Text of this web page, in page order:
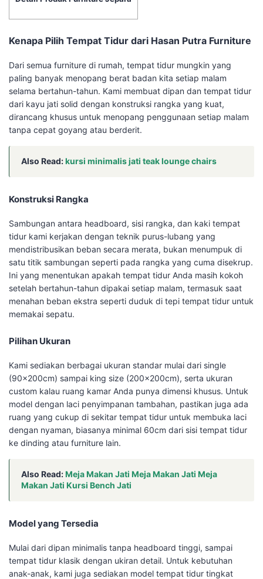
Kenapa Pilih Tempat Tidur dari Hasan Putra Furniture
Dari semua furniture di rumah, tempat tidur mungkin yang
paling banyak menopang berat badan kita setiap malam
selama bertahun-tahun. Kami membuat dipan dan tempat tidur
dari kayu jati solid dengan konstruksi rangka yang kuat,
dirancang khusus untuk menopang penggunaan setiap malam
tanpa cepat goyang atau berderit.
Also Read:kursi minimalis jati teak lounge chairs
Konstruksi Rangka
Sambungan antara headboard, sisi rangka, dan kaki tempat
tidur kami kerjakan dengan teknik purus-lubang yang
mendistribusikan beban secara merata, bukan menumpuk di
satu titik sambungan seperti pada rangka yang cuma disekrup.
Ini yang menentukan apakah tempat tidur Anda masih kokoh
setelah bertahun-tahun dipakai setiap malam, termasuk saat
menahan beban ekstra seperti duduk di tepi tempat tidur untuk
memakai sepatu.
Pilihan Ukuran
Kami sediakan berbagai ukuran standar mulai dari single
(90x200cm) sampai king size (200x200cm), serta ukuran
custom kalau ruang kamar Anda punya dimensi khusus. Untuk
model dengan laci penyimpanan tambahan, pastikan juga ada
ruang yang cukup di sekitar tempat tidur untuk membuka laci
dengan nyaman, biasanya minimal 60cm dari sisi tempat tidur
ke dinding atau furniture lain.
Also Read:Meja Makan Jati Meja Makan Jati Meja
Makan Jati Kursi Bench Jati
Model yang Tersedia
Mulai dari dipan minimalis tanpa headboard tinggi, sampai
tempat tidur klasik dengan ukiran detail. Untuk kebutuhan
anak-anak, kami juga sediakan model tempat tidur tingkat